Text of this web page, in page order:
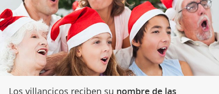
Los villancicos reciben su nombre de las